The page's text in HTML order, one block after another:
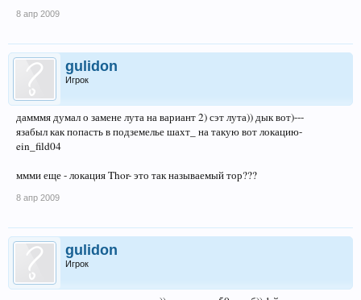
8 апр 2009
gulidon
Игрок
дамммя думал о замене лута на вариант 2) сэт лута)) дык вот)---
язабыл как попасть в подземелье шахт_ на такую вот локацию-
ein_fild04
ммми еще - локация Thor- это так называемый тор???
8 апр 2009
gulidon
Игрок